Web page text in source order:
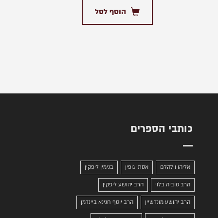
הוסף לסל
כותבי הספרים
אליהו וילהלם אסתי גופין בנימין ליפקין
הרב טוביה בלוי הרב יהושע ליפקין
הרב יהושע מונדשיין הרב יוסף חנינא ביינדמן